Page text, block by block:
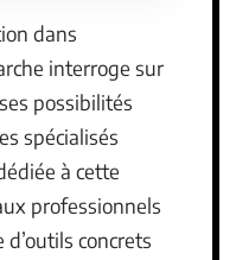
dans
interroge sur
possibilités
spécialisés
à cette
professionnels
concrets